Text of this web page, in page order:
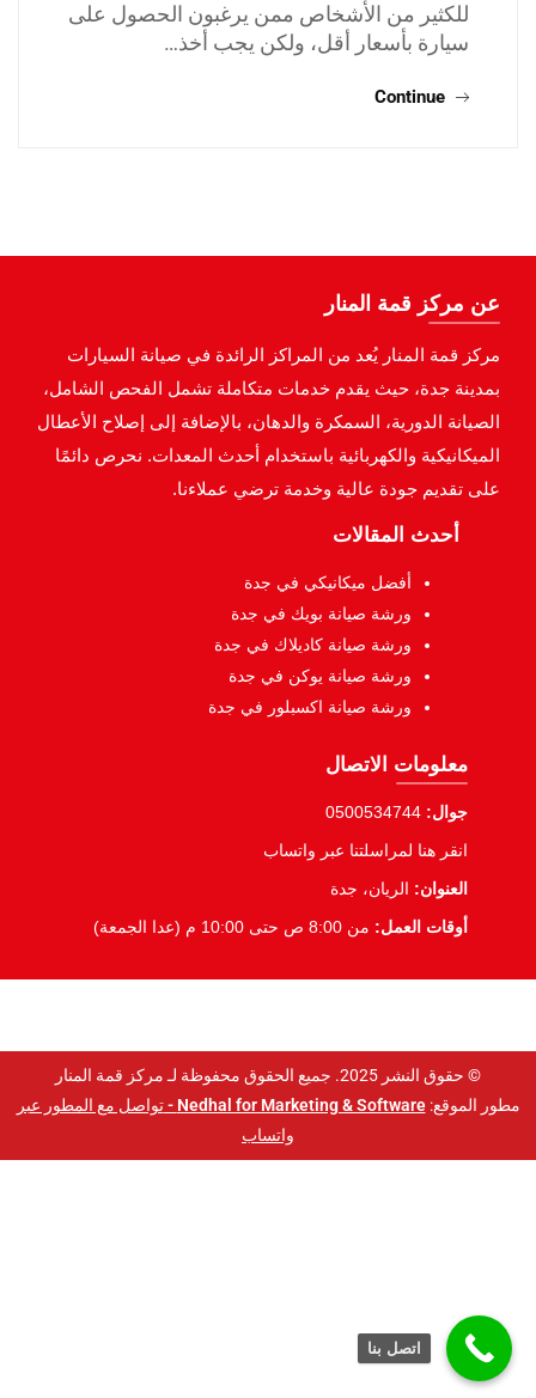
للكثير من الأشخاص ممن يرغبون الحصول على
سيارة بأسعار أقل، ولكن يجب أخذ…
Continue
عن مركز قمة المنار
مركز قمة المنار يُعد من المراكز الرائدة في صيانة السيارات
بمدينة جدة، حيث يقدم خدمات متكاملة تشمل الفحص الشامل،
الصيانة الدورية، السمكرة والدهان، بالإضافة إلى إصلاح الأعطال
الميكانيكية والكهربائية باستخدام أحدث المعدات. نحرص دائمًا
على تقديم جودة عالية وخدمة ترضي عملاءنا.
أحدث المقالات
أفضل ميكانيكي في جدة
ورشة صيانة بويك في جدة
ورشة صيانة كاديلاك في جدة
ورشة صيانة يوكن في جدة
ورشة صيانة اكسبلور في جدة
معلومات الاتصال
جوال: 0500534744
انقر هنا لمراسلتنا عبر واتساب
العنوان: الريان، جدة
أوقات العمل: من 8:00 ص حتى 10:00 م (عدا الجمعة)
© حقوق النشر 2025. جميع الحقوق محفوظة لـ مركز قمة المنار
مطور الموقع:Nedhal for Marketing & Software -
تواصل مع المطور عبر
واتساب
اتصل بنا